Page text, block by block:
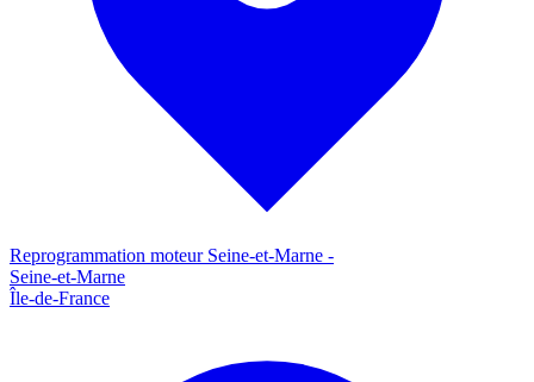
Reprogrammation moteur Seine-et-Marne -
Seine-et-Marne
Île-de-France